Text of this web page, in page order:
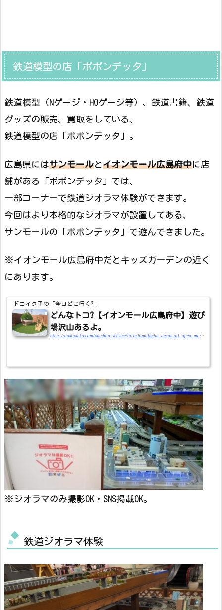
鉄道模型の店「ポポンデッタ」
鉄道模型（Nゲージ・HOゲージ等）、鉄道書籍、鉄道
グッズの販売、買取をしている、
鉄道模型の店「ポポンデッタ」。
広島県にはサンモールとイオンモール広島府中に店
舗がある「ポポンデッタ」では、
一部コーナーで鉄道ジオラマ体験ができます。
今回はより本格的なジオラマが設置してある、
サンモールの「ポポンデッタ」で遊んできました。
※イオンモール広島府中だとキッズガーデンの近く
にあります。
ドコイク子の「今日どこ行く?」
どんなトコ?【イオンモール広島府中】遊び
場沢山あるよ。
https://dokoikuko.com/ikuchan_service/hiroshimafuchu_aeonmall_open_mamatokoterasu_asobiba
※ジオラマのみ撮影OK・SNS掲載OK。
鉄道ジオラマ体験